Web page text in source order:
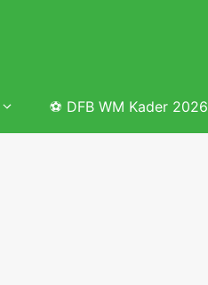
⚽ DFB WM Kader 2026